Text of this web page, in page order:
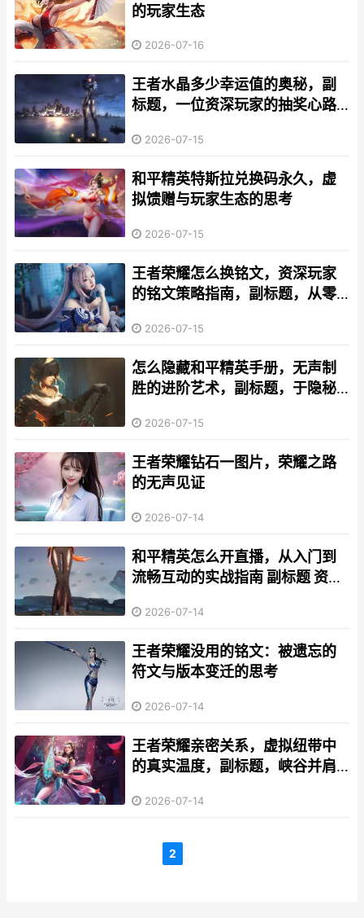
的玩家生态
2026-07-16
王者水晶多少幸运值的奥秘，副
标题，一位资深玩家的抽奖心路
2026-07-15
和平精英特斯拉兑换码永久，虚
拟馈赠与玩家生态的思考
2026-07-15
王者荣耀怎么换铭文，资深玩家
的铭文策略指南，副标题，从零
2026-07-15
怎么隐藏和平精英手册，无声制
胜的进阶艺术，副标题，于隐秘
2026-07-15
王者荣耀钻石一图片，荣耀之路
的无声见证
2026-07-14
和平精英怎么开直播，从入门到
流畅互动的实战指南 副标题 资深
2026-07-14
王者荣耀没用的铭文：被遗忘的
符文与版本变迁的思考
2026-07-14
王者荣耀亲密关系，虚拟纽带中
的真实温度，副标题，峡谷并肩
2026-07-14
2